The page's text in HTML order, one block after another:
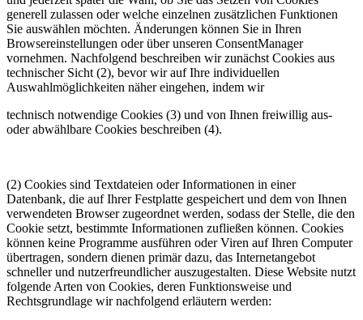
generell zulassen oder welche einzelnen zusätzlichen Funktionen
Sie auswählen möchten. Änderungen können Sie in Ihren
Browsereinstellungen oder über unseren ConsentManager
vornehmen. Nachfolgend beschreiben wir zunächst Cookies aus
technischer Sicht (2), bevor wir auf Ihre individuellen
Auswahlmöglichkeiten näher eingehen, indem wir
technisch notwendige Cookies (3) und von Ihnen freiwillig aus-
oder abwählbare Cookies beschreiben (4).
(2) Cookies sind Textdateien oder Informationen in einer
Datenbank, die auf Ihrer Festplatte gespeichert und dem von Ihnen
verwendeten Browser zugeordnet werden, sodass der Stelle, die den
Cookie setzt, bestimmte Informationen zufließen können. Cookies
können keine Programme ausführen oder Viren auf Ihren Computer
übertragen, sondern dienen primär dazu, das Internetangebot
schneller und nutzerfreundlicher auszugestalten. Diese Website nutzt
folgende Arten von Cookies, deren Funktionsweise und
Rechtsgrundlage wir nachfolgend erläutern werden: